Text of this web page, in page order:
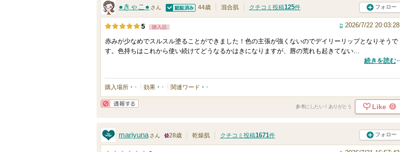
い
ま
●きゃこ● さん 44歳 混合肌 クチコミ投稿125件 フォロー
5 購入品 2026/7/22 20:03:28
赤みが少なめでスルスル塗ることができました！色の主張が強くないのでデイリーリップとなりそうで
す。色持ちはこれから使い続けてどうなるかはきになりますが、唇の荒れも起きてない…
続きを読む
購入場所 - 効果 - 関連ワード -
参考にしたい！ありがとう Like 0
mariyuna さん
2
28歳 乾燥肌 クチコミ投稿1671件 フォロー